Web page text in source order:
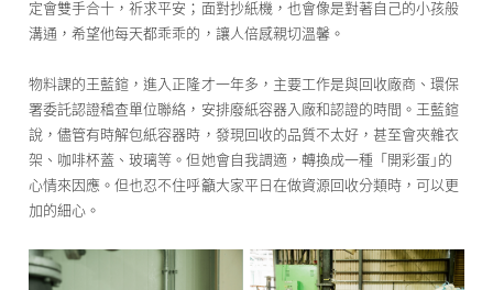
定會雙手合十，祈求平安；面對抄紙機，也會像是對著自己的小孩般
溝通，希望他每天都乖乖的，讓人倍感親切溫馨。
物料課的王藍鍹，進入正隆才一年多，主要工作是與回收廠商、環保
署委託認證稽查單位聯絡，安排廢紙容器入廠和認證的時間。王藍鍹
說，儘管有時解包紙容器時，發現回收的品質不太好，甚至會夾雜衣
架、咖啡杯蓋、玻璃等。但她會自我調適，轉換成一種「開彩蛋｣的
心情來因應。但也忍不住呼籲大家平日在做資源回收分類時，可以更
加的細心。